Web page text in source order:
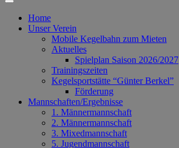
Suchfeld
ein-/ausblenden
Home
Unser Verein
Mobile Kegelbahn zum Mieten
Aktuelles
Spielplan Saison 2026/2027
Trainingszeiten
Kegelsportstätte “Günter Berkel”
Förderung
Mannschaften/Ergebnisse
1. Männermannschaft
2. Männermannschaft
3. Mixedmannschaft
5. Jugendmannschaft